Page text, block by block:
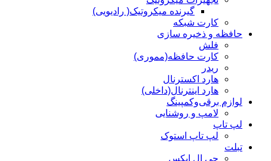
گیرنده میکروتیک( رادیویی)
کارت شبکه
حافظه و ذخیره سازی
فلش
کارت حافظه(مموری)
ریدر
هارد اکسترنال
هارد اینترنال(داخلی)
لوازم برقی‌وکمپینگ
لامپ و روشنایی
لپ تاپ
لپ تاپ استوک
تبلت
جی ال ایکس